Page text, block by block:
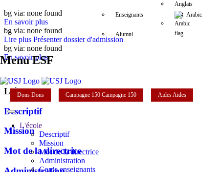
Enseignants
Alumni
Arabic
Menu ESF
Dons Dons Campagne 150 Campagne 150 AidesAides
L'école
Descriptif
Mission
Mot de la directrice
Administration
Corps enseignants
bg via: none found
En savoir plus
bg via: none found
Lire plus Présenter dossier d'admission
bg via: none found
En savoir plus
L'école
Descriptif
Mission
Mot de la directrice